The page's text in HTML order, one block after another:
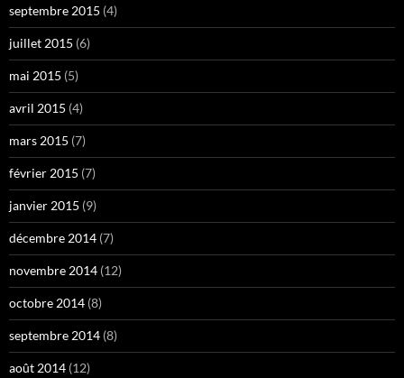
septembre 2015 (4)
juillet 2015 (6)
mai 2015 (5)
avril 2015 (4)
mars 2015 (7)
février 2015 (7)
janvier 2015 (9)
décembre 2014 (7)
novembre 2014 (12)
octobre 2014 (8)
septembre 2014 (8)
août 2014 (12)